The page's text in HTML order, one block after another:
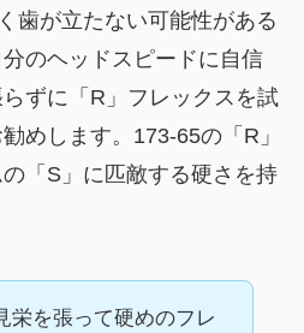
歯が立たない可能性がある
のヘッドスピードに自信
ずに「R」フレックスを試
めします。173-65の「R」
「S」に匹敵する硬さを持
栄を張って硬めのフレ